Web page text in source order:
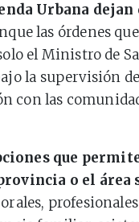
Urbana dejan
las órdenes
el Ministro de
la supervisión
con las
que
o el área